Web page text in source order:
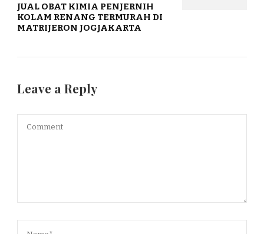
JUAL OBAT KIMIA PENJERNIH
KOLAM RENANG TERMURAH DI
MATRIJERON JOGJAKARTA
Leave a Reply